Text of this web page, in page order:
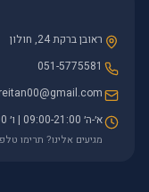
ראובן ברקת 24, חולון
051-5775581
א׳-ה׳ 09:00-21:00 | ו׳ 09:00-14:00
מגיעים אלינו? תרימו